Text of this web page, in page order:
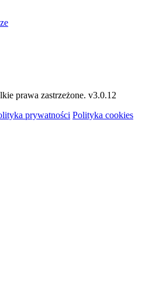
prawa zastrzeżone. v3.0.12
prywatności Polityka cookies